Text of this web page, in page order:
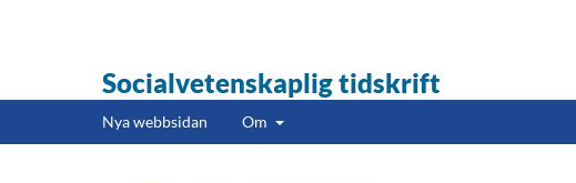
Socialvetenskaplig tidskrift
Nya webbsidan Om